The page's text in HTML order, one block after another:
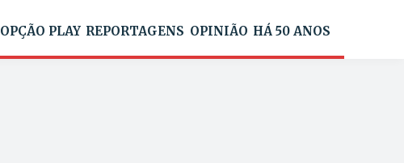
OPÇÃO PLAY REPORTAGENS OPINIÃO HÁ 50 ANOS